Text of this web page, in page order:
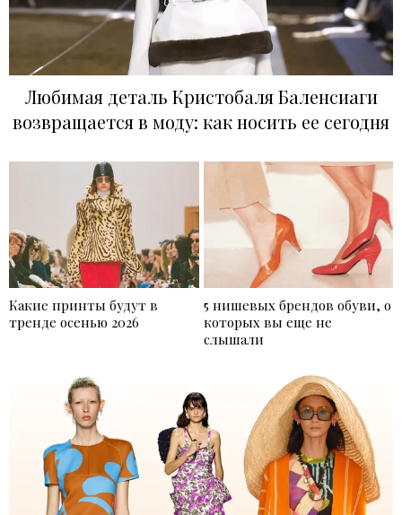
Любимая деталь Кристобаля Баленсиаги
возвращается в моду: как носить ее сегодня
Какие принты будут в
тренде осенью 2026
5 нишевых брендов обуви, о
которых вы еще не
слышали